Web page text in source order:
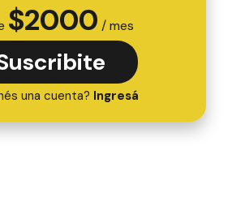
$2000 / mes
una cuenta? Ingresá